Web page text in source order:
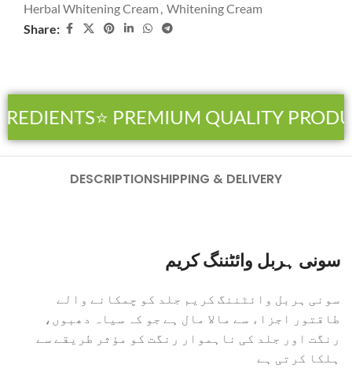
Herbal Whitening Cream , Whitening Cream
Share:
⭐ PREMIUM QUALITY
DESCRIPTIONSHIPPING & DELIVERY
سونی ہربل وائٹننگ کریم
سونی ہربل وائٹننگ کریم جلد کو چمکانے والے
طاقتور اجزاء سے مالا مال ہے جو کہ سیاہ دھبوں،
رنگت اور جلد کی ناہموار رنگت کو مؤثر طریقے سے
ہلکا کرتی ہے